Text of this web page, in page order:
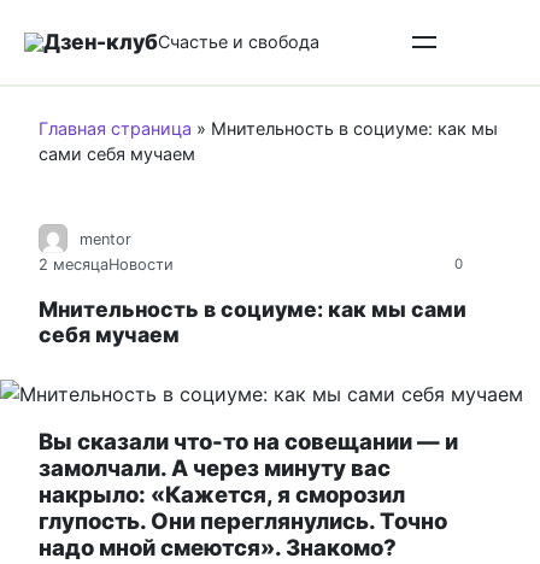
Дзен-клубСчастье и свобода
Главная страница » Мнительность в социуме: как мы
сами себя мучаем
0
mentor
2 месяцаНовости
Мнительность в социуме: как мы сами
себя мучаем
Вы сказали что-то на совещании — и
замолчали. А через минуту вас
накрыло: «Кажется, я сморозил
глупость. Они переглянулись. Точно
надо мной смеются». Знакомо?